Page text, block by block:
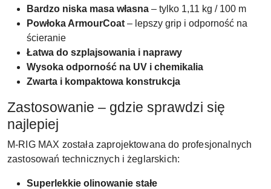
Bardzo niska masa własna – tylko 1,11 kg / 100 m
Powłoka ArmourCoat – lepszy grip i odporność na
ścieranie
Łatwa do szplajsowania i naprawy
Wysoka odporność na UV i chemikalia
Zwarta i kompaktowa konstrukcja
Zastosowanie – gdzie sprawdzi się
najlepiej
M-RIG MAX została zaprojektowana do profesjonalnych
zastosowań technicznych i żeglarskich:
Superlekkie olinowanie stałe